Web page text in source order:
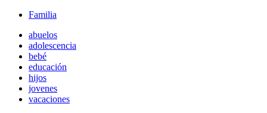
Familia
abuelos
adolescencia
bebé
educación
hijos
jovenes
vacaciones